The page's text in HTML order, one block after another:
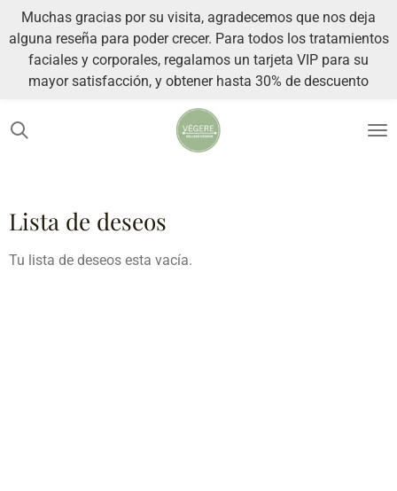
al
contenido
principal
Muchas gracias por su visita, agradecemos que nos deja
alguna reseña para poder crecer. Para todos los tratamientos
faciales y corporales, regalamos un tarjeta VIP para su
mayor satisfacción, y obtener hasta 30% de descuento
Lista de deseos
Tu lista de deseos esta vacía.